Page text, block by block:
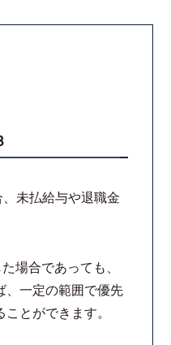
未払給与や退職金
場合であっても、
、一定の範囲で優先
とができます。